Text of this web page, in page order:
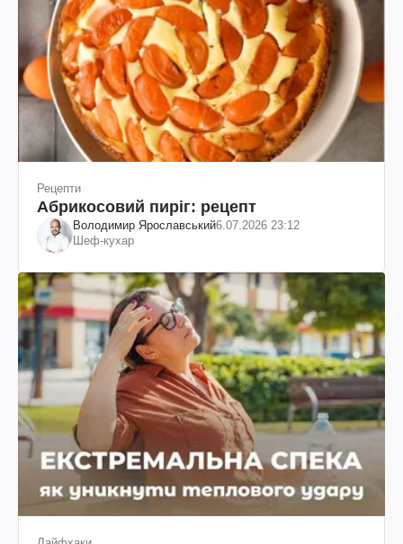
Рецепти
Абрикосовий пиріг: рецепт
Володимир Ярославський6.07.2026 23:12
Шеф-кухар